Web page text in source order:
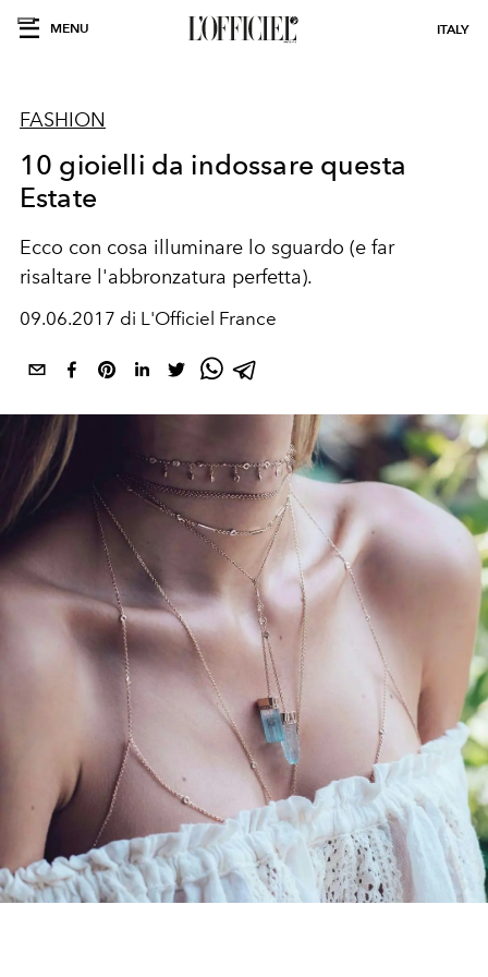
MENU ITALY
FASHION
10 gioielli da indossare questa
Estate
Ecco con cosa illuminare lo sguardo (e far
risaltare l'abbronzatura perfetta).
09.06.2017 di L'Officiel France